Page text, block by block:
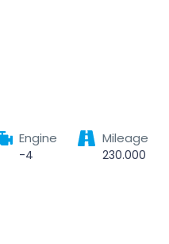
Engine
-4
Mileage
230.000